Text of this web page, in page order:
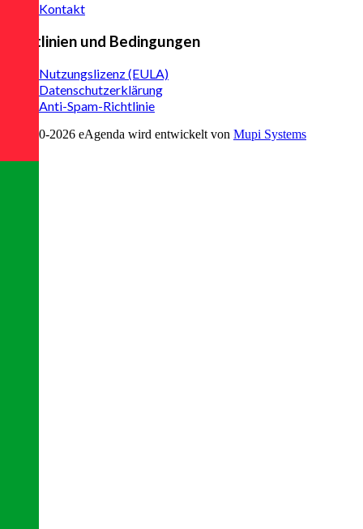
Kontakt
Richtlinien und Bedingungen
Nutzungslizenz (EULA)
Datenschutzerklärung
Anti-Spam-Richtlinie
© 2020-2026 eAgenda wird entwickelt von Mupi Systems